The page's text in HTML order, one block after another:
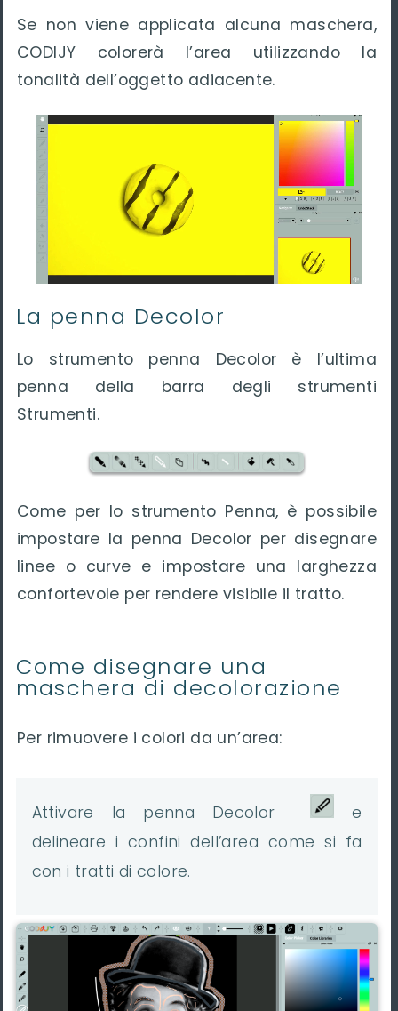
Se non viene applicata alcuna maschera,
CODIJY colorerà l’area utilizzando la
tonalità dell’oggetto adiacente.
La penna Decolor
Lo strumento penna Decolor è l’ultima
penna della barra degli strumenti
Strumenti.
Come per lo strumento Penna, è possibile
impostare la penna Decolor per disegnare
linee o curve e impostare una larghezza
confortevole per rendere visibile il tratto.
Come disegnare una
maschera di decolorazione
Per rimuovere i colori da un’area:
Attivare la penna Decolor
e
delineare i confini dell’area come si fa
con i tratti di colore.